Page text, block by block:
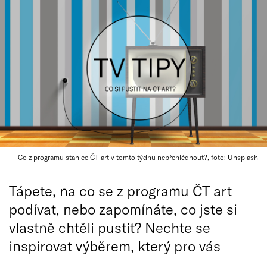
Co z programu stanice ČT art v tomto týdnu nepřehlédnout?, foto: Unsplash
Tápete, na co se z programu ČT art
podívat, nebo zapomínáte, co jste si
vlastně chtěli pustit? Nechte se
inspirovat výběrem, který pro vás